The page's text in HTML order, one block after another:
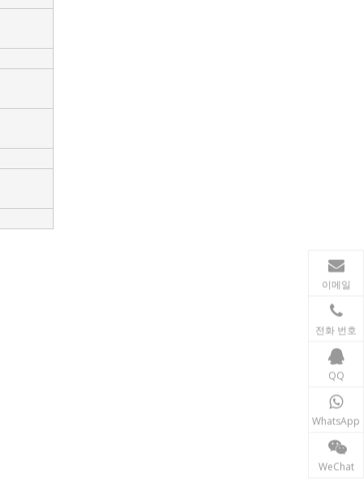
태양광, 풍력 발전 시스템 등 신재생 에너지 분야에
이메일
전화 번호
QQ
WhatsApp
WeChat